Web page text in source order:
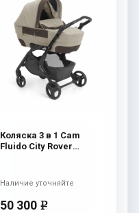
Коляска 3 в 1 Cam
Fluido City Rover
50 300 e
Наличие уточняйте